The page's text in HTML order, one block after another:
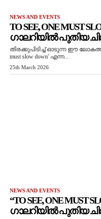
NEWS AND EVENTS
TO SEE, ONE MUST
ഗാലറിയിൽ പുതിയ
തിരക്കുപിടിച്ച് ഓടുന്ന ഈ
must slow down' എന്ന...
25th March 2026
NEWS AND EVENTS
“TO SEE, ONE
ഗാലറിയിൽ പുതിയ